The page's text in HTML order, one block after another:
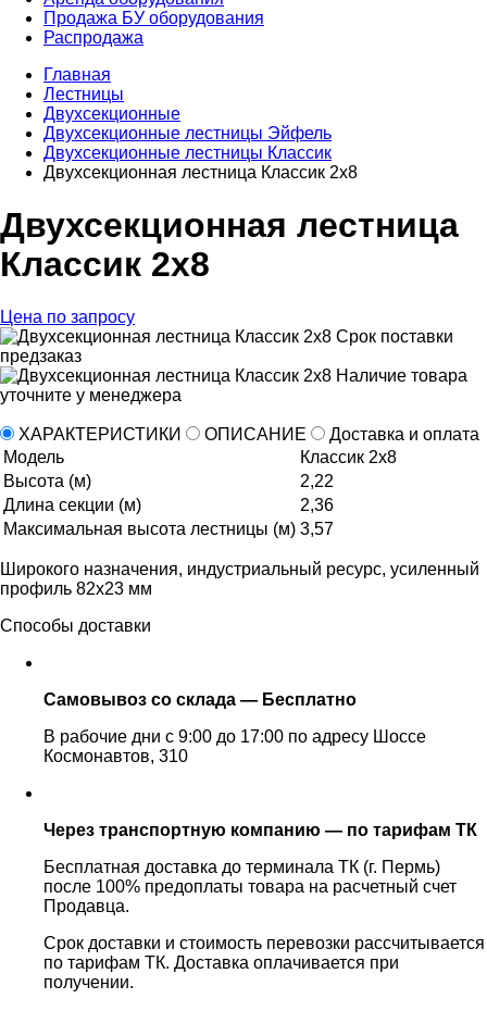
Продажа БУ оборудования
Распродажа
Главная
Лестницы
Двухсекционные
Двухсекционные лестницы Эйфель
Двухсекционные лестницы Классик
Двухсекционная лестница Классик 2х8
Двухсекционная лестница
Классик 2х8
Цена по запросу
Срок поставки
предзаказ
Наличие товара
уточните у менеджера
ХАРАКТЕРИСТИКИ ОПИСАНИЕ
Доставка и оплата
Модель
Классик 2х8
Высота (м)
2,22
Длина секции (м)
2,36
Максимальная высота лестницы (м) 3,57
Широкого назначения, индустриальный ресурс, усиленный
профиль 82х23 мм
Способы доставки
Самовывоз со склада — Бесплатно
В рабочие дни с 9:00 до 17:00 по адресу Шоссе
Космонавтов, 310
Через транспортную компанию — по тарифам ТК
Бесплатная доставка до терминала ТК (г. Пермь)
после 100% предоплаты товара на расчетный счет
Продавца.
Срок доставки и стоимость перевозки рассчитывается
по тарифам ТК. Доставка оплачивается при
получении.